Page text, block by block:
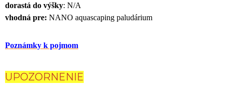
dorastá do výšky: N/A
vhodná pre: NANO aquascaping paludárium
Poznámky k pojmom
UPOZORNENIE